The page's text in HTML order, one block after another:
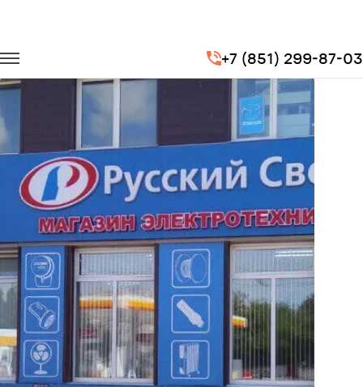
+7 (851) 299-87-03
Перевозка сотрудников
Перевозка сотрудников для компании Русский Свет